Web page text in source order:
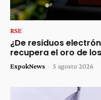
RSE
¿De residuos
recupera el oro de
ExpokNews - 5 agosto 2026